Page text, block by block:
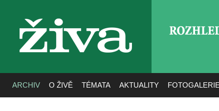
živa
ARCHIV O ŽIVĚ TÉMATA AKTUALITY